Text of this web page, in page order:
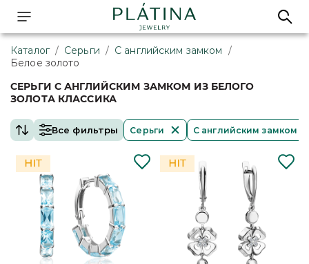
Каталог / Серьги / С английским замком /
Белое золото
СЕРЬГИ С АНГЛИЙСКИМ ЗАМКОМ ИЗ БЕЛОГО
ЗОЛОТА КЛАССИКА
Все фильтры Серьги С английским замком